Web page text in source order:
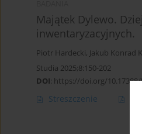
Majątek Dylewo.
inwentaryzacyjnych.
Piotr Hardecki, Jakub Konrad
Studia 2025;8:150-202
DOI: https://doi.org/10.17388/
Streszczenie